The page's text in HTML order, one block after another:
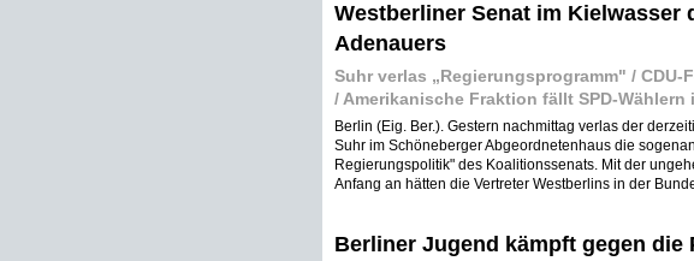
Westberliner Senat im Kielwasser
Adenauers
Suhr verlas „Regierungsprogramm" /
/ Amerikanische Fraktion fällt SPD-Wählern
Berlin (Eig. Ber.). Gestern nachmittag verlas der
Suhr im Schöneberger Abgeordnetenhaus die
Regierungspolitik" des Koalitionssenats. Mit der
Anfang an hätten die Vertreter Westberlins in der
Berliner Jugend kämpft gegen die